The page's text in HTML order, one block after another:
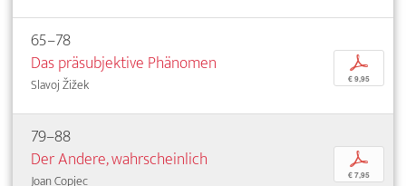
65–78
Das präsubjektive Phänomen
Slavoj Žižek
p
€ 9,95
79–88
Der Andere, wahrscheinlich
Joan Copjec
p
€ 7,95